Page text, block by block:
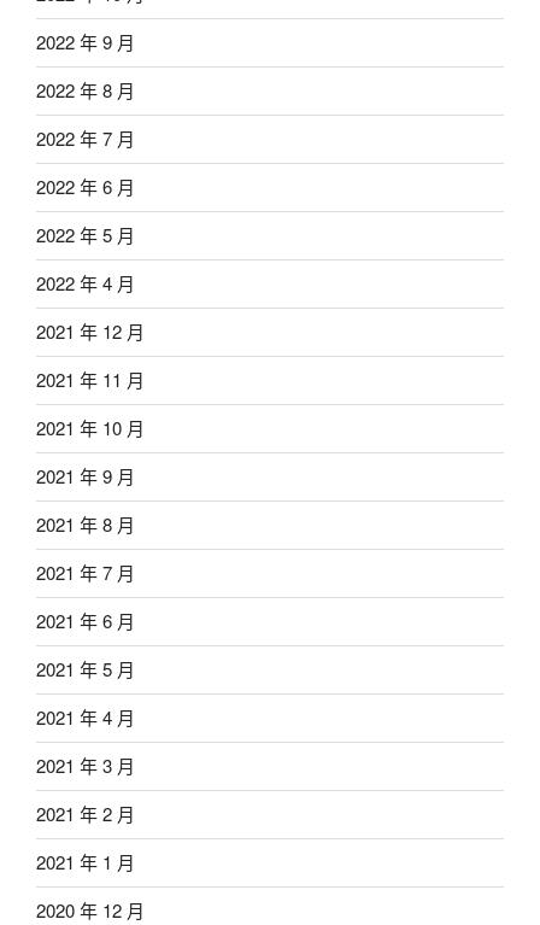
2022 年 9 月
2022 年 8 月
2022 年 7 月
2022 年 6 月
2022 年 5 月
2022 年 4 月
2021 年 12 月
2021 年 11 月
2021 年 10 月
2021 年 9 月
2021 年 8 月
2021 年 7 月
2021 年 6 月
2021 年 5 月
2021 年 4 月
2021 年 3 月
2021 年 2 月
2021 年 1 月
2020 年 12 月